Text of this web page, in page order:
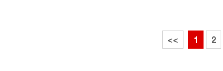
<< 1 2